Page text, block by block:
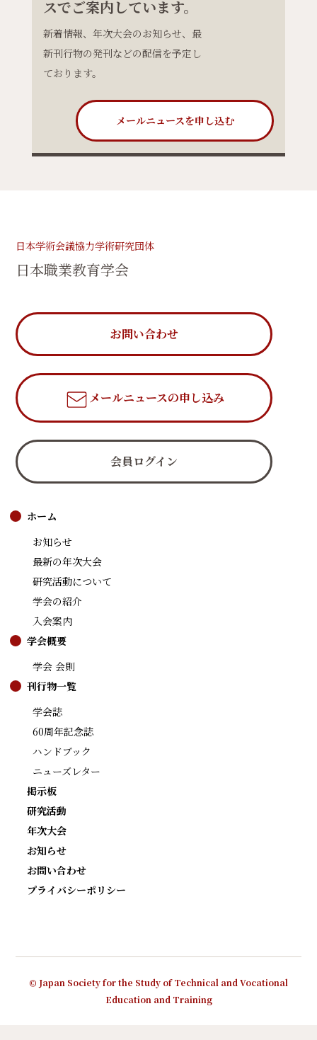
スでご案内しています。
新着情報、年次大会のお知らせ、最
新刊行物の発刊などの配信を予定し
ております。
メールニュースを申し込む
日本学術会議協力学術研究団体
日本職業教育学会
お問い合わせ
メールニュースの申し込み
会員ログイン
ホーム
お知らせ
最新の年次大会
研究活動について
学会の紹介
入会案内
学会概要
学会 会則
刊行物一覧
学会誌
60周年記念誌
ハンドブック
ニューズレター
掲示板
研究活動
年次大会
お知らせ
お問い合わせ
プライバシーポリシー
© Japan Society for the Study of Technical and Vocational
Education and Training